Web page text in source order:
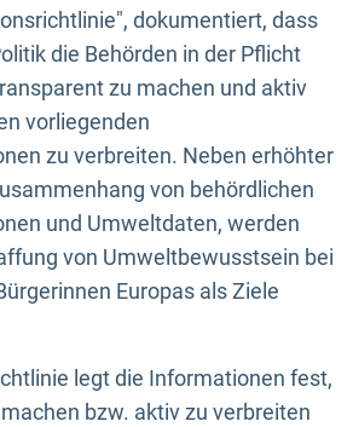
dokumentiert, dass
die Behörden in der Pflicht
zu machen und aktiv
vorliegenden
zu verbreiten. Neben erhöhter
von behördlichen
und Umweltdaten, werden
von Umweltbewusstsein bei
Europas als Ziele
legt die Informationen fest,
bzw. aktiv zu verbreiten